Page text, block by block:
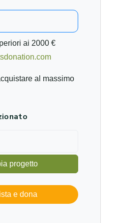
ai 2000 €
al massimo
progetto
e dona